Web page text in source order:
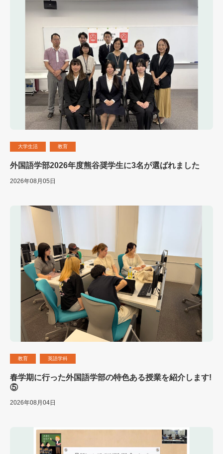
大学生活 教育
外国語学部2026年度熊谷奨学生に3名が選ばれました
2026年08月05日
教育 英語学科
春学期に行った外国語学部の特色ある授業を紹介します!
⑤
2026年08月04日